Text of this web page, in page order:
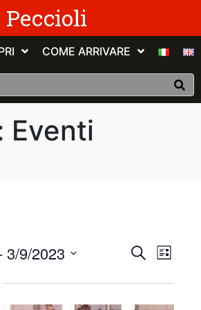
Peccioli
COME ARRIVARE
Eventi
E
v
C
r
a
E
e
E
e
3/9/2023